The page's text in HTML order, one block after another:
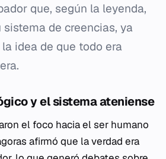
que, según la leyenda,
sistema de creencias, ya
idea de que todo era
y el sistema ateniense
el foco hacia el ser humano
afirmó que la verdad era